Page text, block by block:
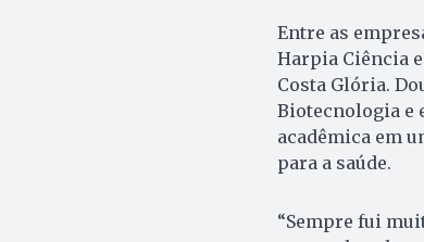
Entre as
Harpia Ciência
Costa Glória.
Biotecnologia e
acadêmica em
para a saúde.
“Sempre fui